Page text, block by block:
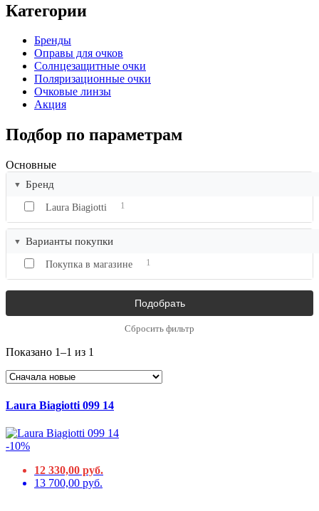
Категории
Бренды
Оправы для очков
Солнцезащитные очки
Поляризационные очки
Очковые линзы
Акция
Подбор по параметрам
Основные
Бренд
Laura Biagiotti 1
Варианты покупки
Покупка в магазине 1
Сбросить фильтр
Показано 1–1 из 1
Laura Biagiotti 099 14
-10%
12 330,00 руб.
13 700,00 руб.